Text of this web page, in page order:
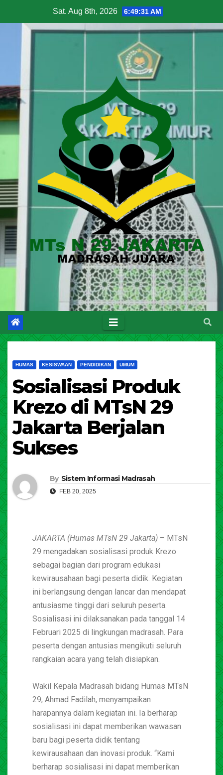
Sat. Aug 8th, 2026 6:49:32 AM
HUMAS KESISWAAN PENDIDIKAN UMUM
Sosialisasi Produk
Krezo di MTsN 29
Jakarta Berjalan
Sukses
By Sistem Informasi Madrasah
FEB 20, 2025
JAKARTA (Humas MTsN 29 Jakarta) – MTsN
29 mengadakan sosialisasi produk Krezo
sebagai bagian dari program edukasi
kewirausahaan bagi peserta didik. Kegiatan
ini berlangsung dengan lancar dan mendapat
antusiasme tinggi dari seluruh peserta.
Sosialisasi ini dilaksanakan pada tanggal 14
Februari 2025 di lingkungan madrasah. Para
peserta dengan antusias mengikuti seluruh
rangkaian acara yang telah disiapkan.
Wakil Kepala Madrasah bidang Humas MTsN
29, Ahmad Fadilah, menyampaikan
harapannya dalam kegiatan ini. Ia berharap
sosialisasi ini dapat memberikan wawasan
baru bagi peserta didik tentang
kewirausahaan dan inovasi produk. “Kami
berharap sosialisasi ini dapat memberikan